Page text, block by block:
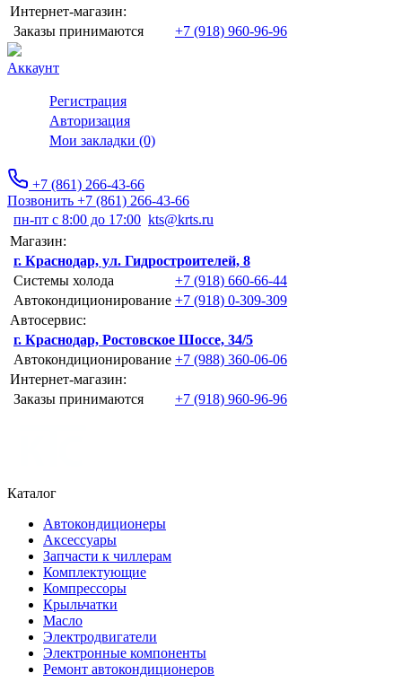
Интернет-магазин:
Заказы принимаются
+7 (918) 960-96-96
Аккаунт
Регистрация
Авторизация
Мои закладки (0)
+7 (861) 266-43-66
Позвонить +7 (861) 266-43-66
пн-пт с 8:00 до 17:00 kts@krts.ru
Магазин:
г. Краснодар, ул. Гидростроителей, 8
Системы холода
+7 (918) 660-66-44
Автокондиционирование +7 (918) 0-309-309
Автосервис:
г. Краснодар, Ростовское Шоссе, 34/5
Автокондиционирование +7 (988) 360-06-06
Интернет-магазин:
Заказы принимаются
+7 (918) 960-96-96
Каталог
Автокондиционеры
Аксессуары
Запчасти к чиллерам
Комплектующие
Компрессоры
Крыльчатки
Масло
Электродвигатели
Электронные компоненты
Ремонт автокондиционеров